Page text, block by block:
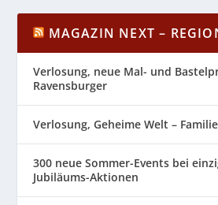
MAGAZIN NEXT –
Verlosung, neue Mal- und
Ravensburger
Verlosung, Geheime Welt –
300 neue Sommer-Events bei
Jubiläums-Aktionen